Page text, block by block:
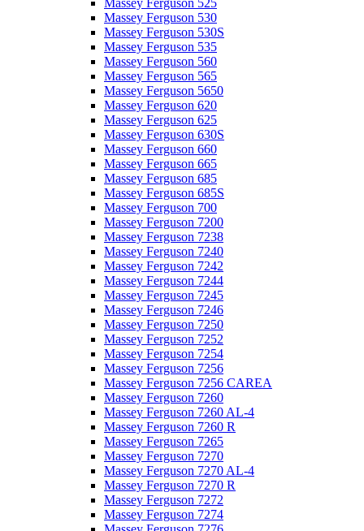
Massey Ferguson 525
Massey Ferguson 530
Massey Ferguson 530S
Massey Ferguson 535
Massey Ferguson 560
Massey Ferguson 565
Massey Ferguson 5650
Massey Ferguson 620
Massey Ferguson 625
Massey Ferguson 630S
Massey Ferguson 660
Massey Ferguson 665
Massey Ferguson 685
Massey Ferguson 685S
Massey Ferguson 700
Massey Ferguson 7200
Massey Ferguson 7238
Massey Ferguson 7240
Massey Ferguson 7242
Massey Ferguson 7244
Massey Ferguson 7245
Massey Ferguson 7246
Massey Ferguson 7250
Massey Ferguson 7252
Massey Ferguson 7254
Massey Ferguson 7256
Massey Ferguson 7256 CAREA
Massey Ferguson 7260
Massey Ferguson 7260 AL-4
Massey Ferguson 7260 R
Massey Ferguson 7265
Massey Ferguson 7270
Massey Ferguson 7270 AL-4
Massey Ferguson 7270 R
Massey Ferguson 7272
Massey Ferguson 7274